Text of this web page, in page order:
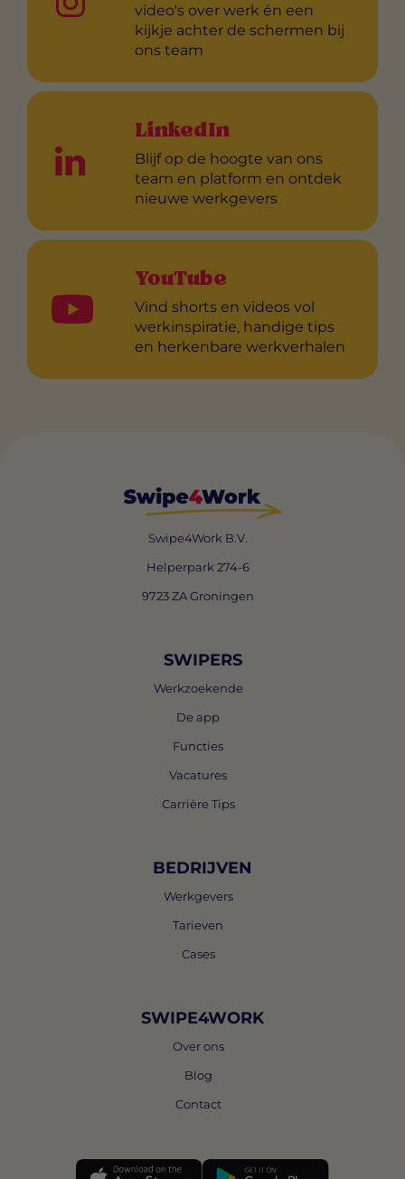
video's over werk én een
kijkje achter de schermen bij
ons team
LinkedIn
Blijf op de hoogte van ons
team en platform en ontdek
nieuwe werkgevers
YouTube
Vind shorts en videos vol
werkinspiratie, handige tips
en herkenbare werkverhalen
Swipe4Work B.V.
Helperpark 274-6
9723 ZA Groningen
SWIPERS
Werkzoekende
De app
Functies
Vacatures
Carrière Tips
BEDRIJVEN
Werkgevers
Tarieven
Cases
SWIPE4WORK
Over ons
Blog
Contact